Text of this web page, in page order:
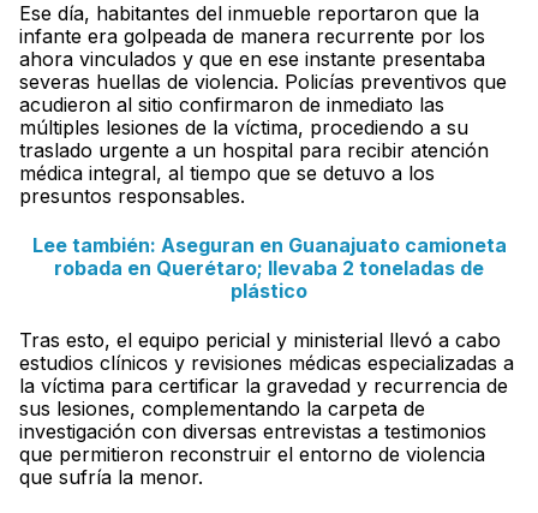
Ese día, habitantes del inmueble reportaron que la
infante era golpeada de manera recurrente por los
ahora vinculados y que en ese instante presentaba
severas huellas de violencia. Policías preventivos que
acudieron al sitio confirmaron de inmediato las
múltiples lesiones de la víctima, procediendo a su
traslado urgente a un hospital para recibir atención
médica integral, al tiempo que se detuvo a los
presuntos responsables.
Lee también: Aseguran en Guanajuato camioneta
robada en Querétaro; llevaba 2 toneladas de
plástico
Tras esto, el equipo pericial y ministerial llevó a cabo
estudios clínicos y revisiones médicas especializadas a
la víctima para certificar la gravedad y recurrencia de
sus lesiones, complementando la carpeta de
investigación con diversas entrevistas a testimonios
que permitieron reconstruir el entorno de violencia
que sufría la menor.